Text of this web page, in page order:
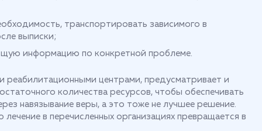
транспортировать зависимого в
выписки;
информацию по конкретной проблеме.
реабилитационными центрами, предусматривает и
количества ресурсов, чтобы обеспечивать
навязывание веры, а это тоже не лучшее решение.
в перечисленных организациях превращается в